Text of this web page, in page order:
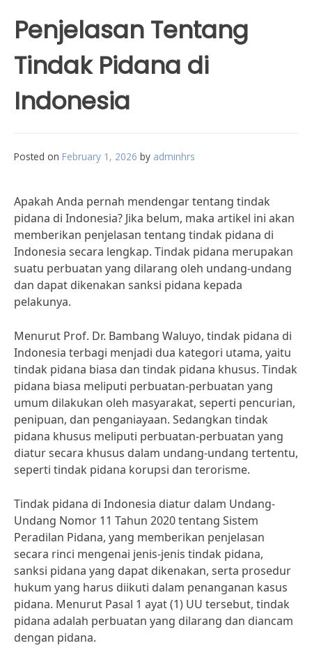
Penjelasan Tentang
Tindak Pidana di
Indonesia
Posted on February 1, 2026 by adminhrs
Apakah Anda pernah mendengar tentang tindak
pidana di Indonesia? Jika belum, maka artikel ini akan
memberikan penjelasan tentang tindak pidana di
Indonesia secara lengkap. Tindak pidana merupakan
suatu perbuatan yang dilarang oleh undang-undang
dan dapat dikenakan sanksi pidana kepada
pelakunya.
Menurut Prof. Dr. Bambang Waluyo, tindak pidana di
Indonesia terbagi menjadi dua kategori utama, yaitu
tindak pidana biasa dan tindak pidana khusus. Tindak
pidana biasa meliputi perbuatan-perbuatan yang
umum dilakukan oleh masyarakat, seperti pencurian,
penipuan, dan penganiayaan. Sedangkan tindak
pidana khusus meliputi perbuatan-perbuatan yang
diatur secara khusus dalam undang-undang tertentu,
seperti tindak pidana korupsi dan terorisme.
Tindak pidana di Indonesia diatur dalam Undang-
Undang Nomor 11 Tahun 2020 tentang Sistem
Peradilan Pidana, yang memberikan penjelasan
secara rinci mengenai jenis-jenis tindak pidana,
sanksi pidana yang dapat dikenakan, serta prosedur
hukum yang harus diikuti dalam penanganan kasus
pidana. Menurut Pasal 1 ayat (1) UU tersebut, tindak
pidana adalah perbuatan yang dilarang dan diancam
dengan pidana.